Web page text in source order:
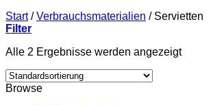
Start / Verbrauchsmaterialien /Servietten
Filter
Alle 2 Ergebnisse werden angezeigt
Browse